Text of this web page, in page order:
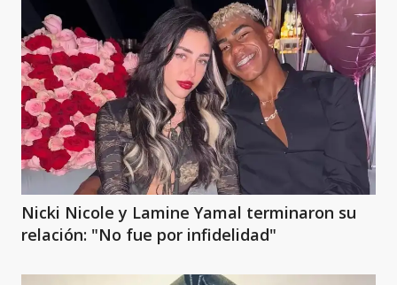
Nicki Nicole y Lamine Yamal terminaron su
relación: "No fue por infidelidad"